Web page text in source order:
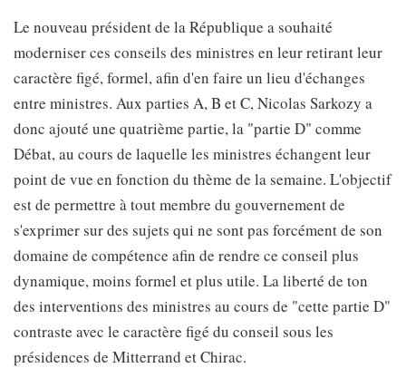
Le nouveau président de la République a souhaité
moderniser ces conseils des ministres en leur retirant leur
caractère figé, formel, afin d'en faire un lieu d'échanges
entre ministres. Aux parties A, B et C, Nicolas Sarkozy a
donc ajouté une quatrième partie, la "partie D" comme
Débat, au cours de laquelle les ministres échangent leur
point de vue en fonction du thème de la semaine. L'objectif
est de permettre à tout membre du gouvernement de
s'exprimer sur des sujets qui ne sont pas forcément de son
domaine de compétence afin de rendre ce conseil plus
dynamique, moins formel et plus utile. La liberté de ton
des interventions des ministres au cours de "cette partie D"
contraste avec le caractère figé du conseil sous les
présidences de Mitterrand et Chirac.